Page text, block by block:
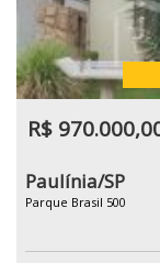
R$
Paulínia/SP
Parque Brasil 500